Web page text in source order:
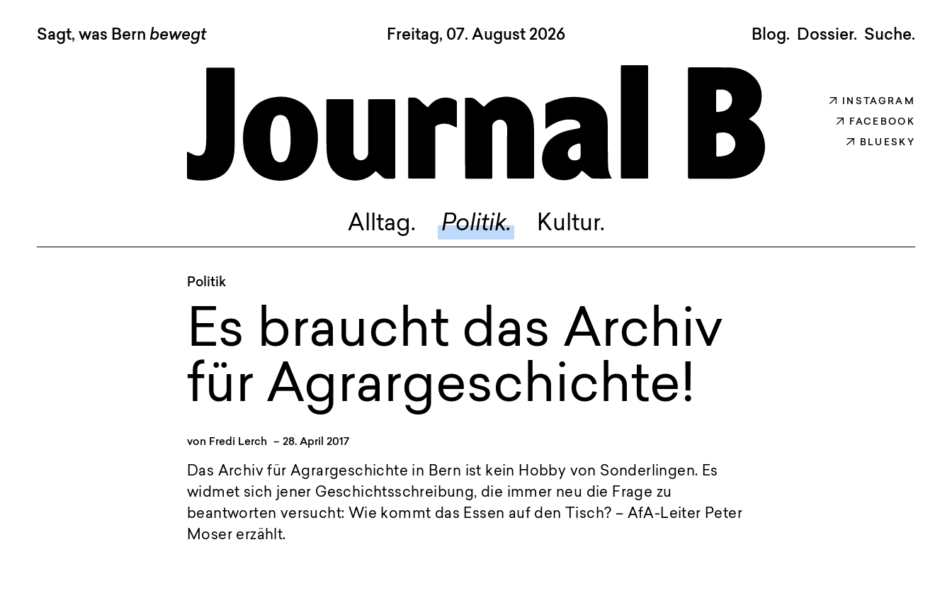
Freitag, 07. August 2026
INSTAGRAM
FACEBOOK
BLUESKY
Alltag. Politik. Kultur.
Sagt, was Bern bewegt Blog. Dossier. Suche.
Blog.
Suche.
BLUESKY
Politik
Es braucht das Archiv
für Agrargeschichte!
von Fredi Lerch – 28. April 2017
Das Archiv für Agrargeschichte in Bern ist kein Hobby von Sonderlingen. Es
widmet sich jener Geschichtsschreibung, die immer neu die Frage zu
beantworten versucht: Wie kommt das Essen auf den Tisch? – AfA-Leiter Peter
Moser erzählt.